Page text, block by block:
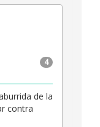
4
de la
contra